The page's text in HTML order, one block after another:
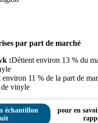
par part de marché
:Détient environ 13 % du
11 % de la part de
de vinyle
échantillon
pour en